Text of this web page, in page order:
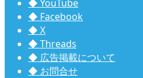
◆ YouTube
◆ Facebook
◆ X
◆ Threads
◆ 広告掲載について
◆ お問合せ